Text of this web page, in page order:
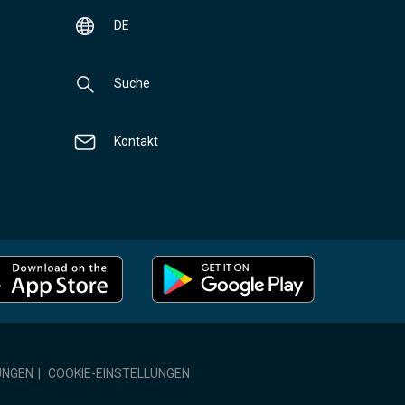
DE
Suche
Kontakt
COOKIE-EINSTELLUNGEN